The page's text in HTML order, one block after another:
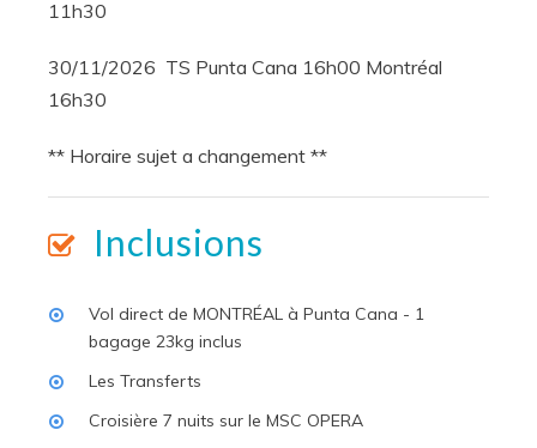
11h30
30/11/2026 TS Punta Cana 16h00 Montréal
16h30
** Horaire sujet a changement **
Inclusions
Vol direct de MONTRÉAL à Punta Cana - 1
bagage 23kg inclus
Les Transferts
Croisière 7 nuits sur le MSC OPERA